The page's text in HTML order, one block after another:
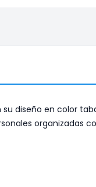
diseño en color
organizadas